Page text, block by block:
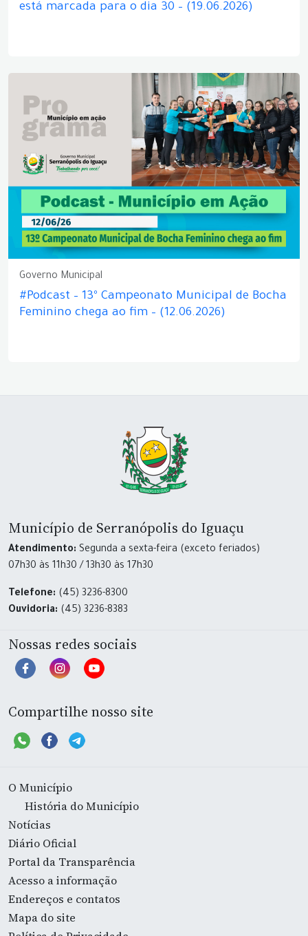
está marcada para o dia 30 – (19.06.2026)
Governo Municipal
#Podcast – 13º Campeonato Municipal de Bocha
Feminino chega ao fim – (12.06.2026)
Município de Serranópolis do Iguaçu
Atendimento: Segunda a sexta-feira (exceto feriados)
07h30 às 11h30 / 13h30 às 17h30
Telefone: (45) 3236-8300
Ouvidoria: (45) 3236-8383
Nossas redes sociais
Compartilhe nosso site
O Município
História do Município
Notícias
Diário Oficial
Portal da Transparência
Acesso a informação
Endereços e contatos
Mapa do site